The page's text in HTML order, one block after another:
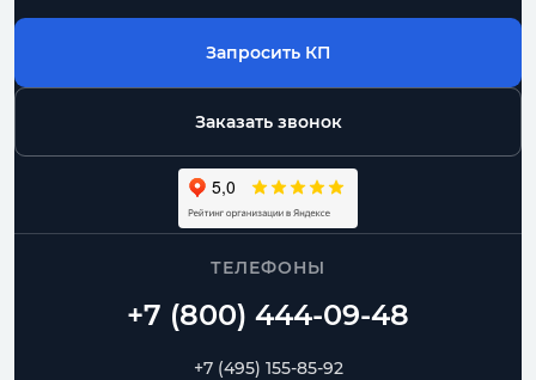
Запросить КП
Заказать звонок
ТЕЛЕФОНЫ
+7 (495) 155-85-92